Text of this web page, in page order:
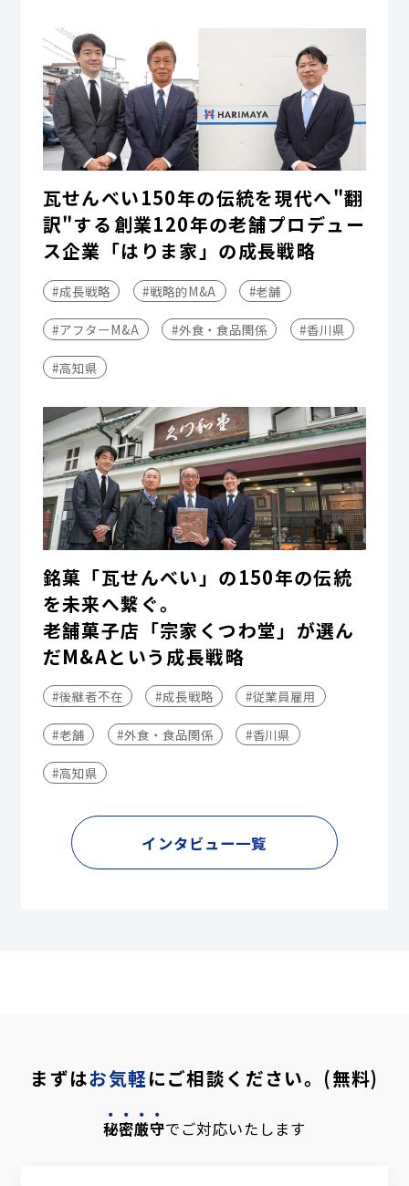
瓦せんべい150年の伝統を現代へ"翻
訳"する――創業120年の老舗プロデュー
ス企業「はりま家」の成長戦略
#成長戦略 #戦略的M&A #老舗
#アフターM&A #外食・食品関係 #香川県
#高知県
銘菓「瓦せんべい」の150年の伝統
を未来へ繋ぐ。
老舗菓子店「宗家くつわ堂」が選ん
だM&Aという成長戦略
#後継者不在 #成長戦略 #従業員雇用
#老舗 #外食・食品関係 #香川県
#高知県
インタビュー一覧
まずはお気軽にご相談ください。(無料)
秘密厳守でご対応いたします